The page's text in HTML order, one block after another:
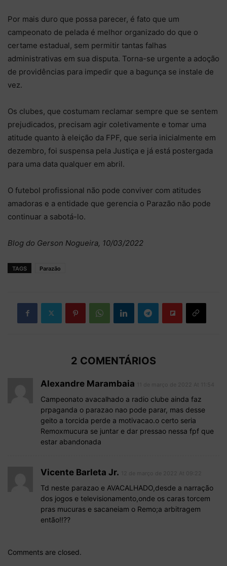
Por mais duro que possa parecer, é fato que um
campeonato de pelada é melhor organizado do que o
certame estadual, sem permitir tantas falhas
administrativas em sua disputa. Torna-se urgente a adoção
de providências para impedir que a bagunça se instale de
vez.
Os clubes, que costumam reclamar sempre que se sentem
prejudicados, precisam agir coletivamente e tomar uma
atitude quanto à eleição da FPF, que seria inicialmente em
dezembro, foi suspensa pela Justiça e já está postergada
para uma data qualquer em abril.
O futebol profissional não pode conviver com atitudes
amadoras e a entidade que gerencia o Parazão não pode
continuar a sabotá-lo.
Blog do Gerson Nogueira, 10/03/2022
TAGS Parazão
2 COMENTÁRIOS
Alexandre Marambaia
Campeonato avacalhado a radio clube ainda faz
prpaganda o parazao nao pode parar, mas desse
geito a torcida perde a motivacao.o certo seria
Remoxmucura se juntar e dar pressao nessa fpf que
estar abandonada
Vicente Barleta Jr.
Td neste parazao e AVACALHADO,desde a narração
dos jogos e televisionamento,onde os caras torcem
pras mucuras e sacaneiam o Remo;a arbitragem
então!!??
Comments are closed.